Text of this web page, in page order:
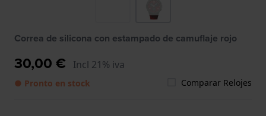
Correa de silicona con estampado de camuflaje rojo
30,00 € Incl 21% iva
● Pronto en stock Comparar Relojes